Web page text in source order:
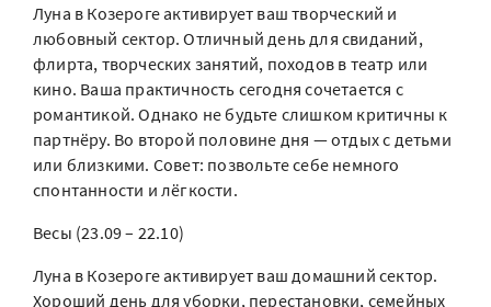
Луна в Козероге активирует ваш творческий и
любовный сектор. Отличный день для свиданий,
флирта, творческих занятий, походов в театр или
кино. Ваша практичность сегодня сочетается с
романтикой. Однако не будьте слишком критичны к
партнёру. Во второй половине дня — отдых с детьми
или близкими. Совет: позвольте себе немного
спонтанности и лёгкости.
Весы (23.09 – 22.10)
Луна в Козероге активирует ваш домашний сектор.
Хороший день для уборки, перестановки, семейных